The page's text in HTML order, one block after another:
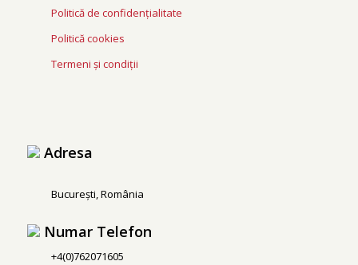
Politică de confidențialitate
Politică cookies
Termeni și condiții
Adresa
București, România
Numar Telefon
+4(0)762071605